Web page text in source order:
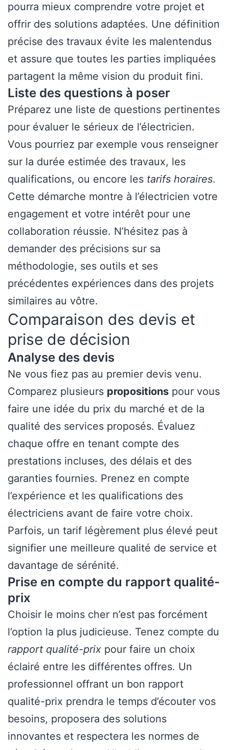
pourra mieux comprendre votre projet et
offrir des solutions adaptées. Une définition
précise des travaux évite les malentendus
et assure que toutes les parties impliquées
partagent la même vision du produit fini.
Liste des questions à poser
Préparez une liste de questions pertinentes
pour évaluer le sérieux de l’électricien.
Vous pourriez par exemple vous renseigner
sur la durée estimée des travaux, les
qualifications, ou encore les tarifs horaires.
Cette démarche montre à l’électricien votre
engagement et votre intérêt pour une
collaboration réussie. N’hésitez pas à
demander des précisions sur sa
méthodologie, ses outils et ses
précédentes expériences dans des projets
similaires au vôtre.
Comparaison des devis et
prise de décision
Analyse des devis
Ne vous fiez pas au premier devis venu.
Comparez plusieurs propositions pour vous
faire une idée du prix du marché et de la
qualité des services proposés. Évaluez
chaque offre en tenant compte des
prestations incluses, des délais et des
garanties fournies. Prenez en compte
l’expérience et les qualifications des
électriciens avant de faire votre choix.
Parfois, un tarif légèrement plus élevé peut
signifier une meilleure qualité de service et
davantage de sérénité.
Prise en compte du rapport qualité-
prix
Choisir le moins cher n’est pas forcément
l’option la plus judicieuse. Tenez compte du
rapport qualité-prix pour faire un choix
éclairé entre les différentes offres. Un
professionnel offrant un bon rapport
qualité-prix prendra le temps d’écouter vos
besoins, proposera des solutions
innovantes et respectera les normes de